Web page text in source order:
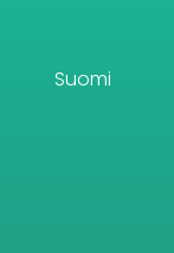
Suomi